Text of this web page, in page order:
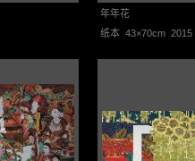
年年花
纸本 43×70cm 2015